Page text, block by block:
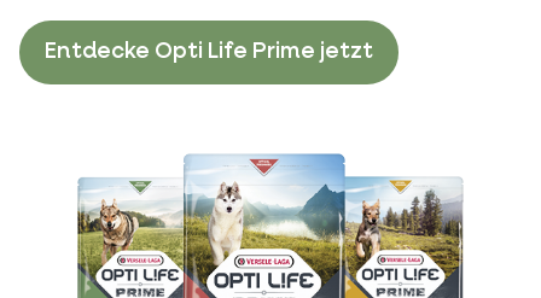
Entdecke Opti Life Prime jetzt